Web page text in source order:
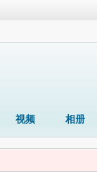
视频 相册